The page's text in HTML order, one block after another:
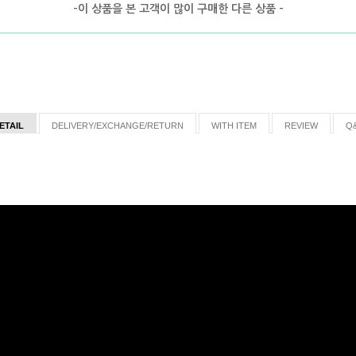
-이 상품을 본 고객이 많이 구매한 다른 상품 -
DELIVERY/EXCHANGE/RETURN WITH ITEM REVIEW